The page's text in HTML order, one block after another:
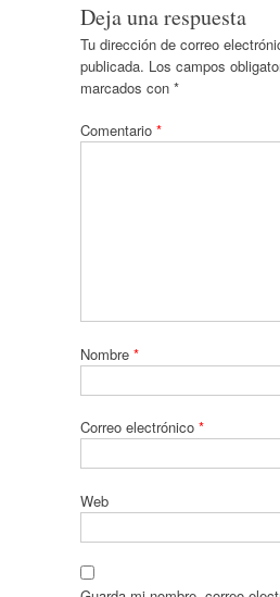
Deja una respuesta
Tu dirección de correo
publicada. Los campos
marcados con *
Comentario *
Nombre *
Correo electrónico *
Web